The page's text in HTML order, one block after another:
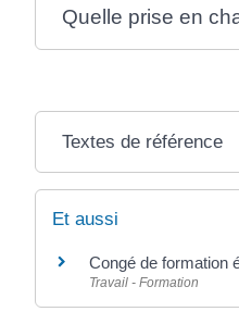
Quelle prise en
Textes de référence
Et aussi
Congé de formation
Travail - Formation